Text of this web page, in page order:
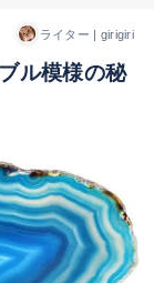
ライター | girigiri
ル模様の秘